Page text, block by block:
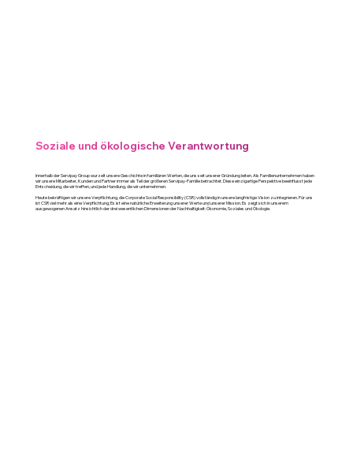
Soziale und ökologische Verantwortung
Innerhalb der Servipay Group wurzelt unsere Geschichte in familiären Werten, die uns seit unserer Gründung leiten. Als Familienunternehmen haben
wir unsere Mitarbeiter, Kunden und Partner immer als Teil der größeren Servipay-Familie betrachtet. Diese einzigartige Perspektive beeinflusst jede
Entscheidung, die wir treffen, und jede Handlung, die wir unternehmen.
Heute bekräftigen wir unsere Verpflichtung, die Corporate Social Responsibility (CSR) vollständig in unsere langfristige Vision zu integrieren. Für uns
ist CSR viel mehr als eine Verpflichtung; Es ist eine natürliche Erweiterung unserer Werte und unserer Mission. Es zeigt sich in unserem
ausgewogenen Ansatz hinsichtlich der drei wesentlichen Dimensionen der Nachhaltigkeit: Ökonomie, Soziales und Ökologie.